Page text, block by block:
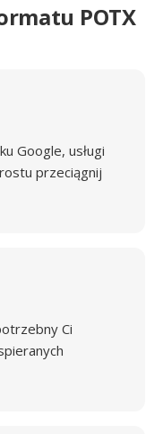
POTX
Google, usługi
przeciągnij
Ci